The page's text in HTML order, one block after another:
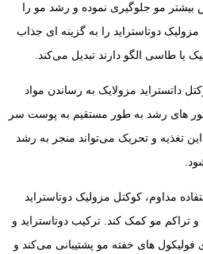
مو جلوگیری نموده و رشد مو را
دوتاستراید را به گزینه ای جذاب
یا طاسی الگو دارند تبدیل می‌کند.
داتستراید مزولایک به رساندن مواد
های رشد به طور مستقیم به پوست سر
تغذیه و تحریک می‌تواند منجر به رشد
مداوم، کوکتل مزولیک دوتاستراید
مو کمک کند. ترکیب دوتاستراید و
فولیکول های خفته مو پشتیبانی می‌کند و